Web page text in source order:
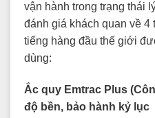
vận hành trong trạng thái
đánh giá khách quan về
tiếng hàng đầu thế giới
dùng:
Ắc quy Emtrac Plus
độ bền, bảo hành kỷ lục